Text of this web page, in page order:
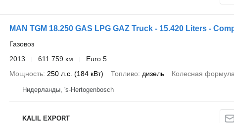
MAN TGM 18.250 GAS LPG GAZ Truck - 15.420 Liters -
Газовоз
2013
611 759 км
Euro 5
Мощность 250 л.с. (184 кВт) Топливо дизель Колесная формула
Нидерланды, 's-Hertogenbosch
KALIL EXPORT